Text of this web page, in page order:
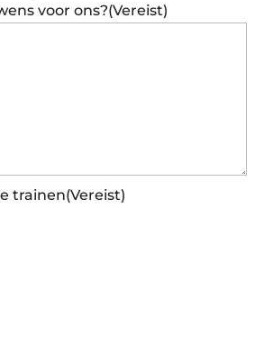
voor ons?(Vereist)
trainen(Vereist)